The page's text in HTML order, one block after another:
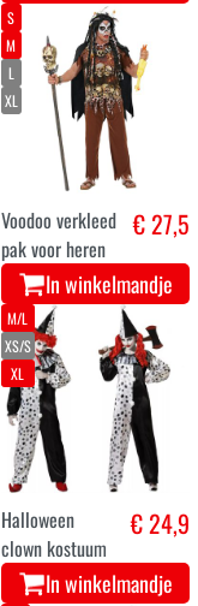
S
M
L
XL
Voodoo verkleed
pak voor heren
€ 27,5
In winkelmandje
M/L
XS/S
XL
Halloween
clown kostuum
€ 24,9
In winkelmandje